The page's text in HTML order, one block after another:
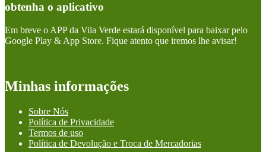
obtenha o aplicativo
Em breve o APP da Vila Verde estará disponível para baixar pelo
Google Play & App Store. Fique atento que iremos lhe avisar!
Minhas informações
Sobre Nós
Política de Privacidade
Termos de uso
Política de Devolução e Troca de Mercadorias